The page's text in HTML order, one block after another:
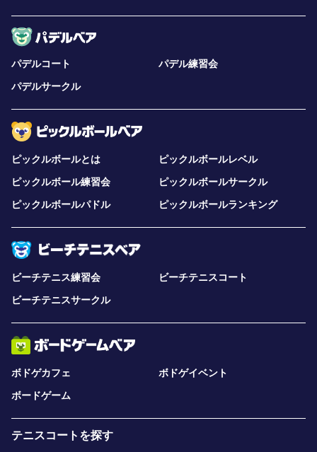
パデルコート
パデル練習会
パデルサークル
ピックルボールとは
ピックルボールレベル
ピックルボール練習会
ピックルボールサークル
ピックルボールパドル
ピックルボールランキング
ビーチテニス練習会
ビーチテニスコート
ビーチテニスサークル
ボドゲカフェ
ボドゲイベント
ボードゲーム
テニスコートを探す